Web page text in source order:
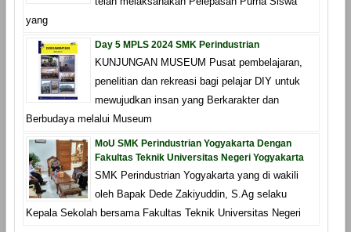
yang
Day 5 MPLS 2024 SMK Perindustrian
KUNJUNGAN MUSEUM Pusat pembelajaran,
penelitian dan rekreasi bagi pelajar DIY untuk
mewujudkan insan yang Berkarakter dan
Berbudaya melalui Museum
MoU SMK Perindustrian Yogyakarta Dengan
Fakultas Teknik Universitas Negeri Yogyakarta
SMK Perindustrian Yogyakarta yang di wakili
oleh Bapak Dede Zakiyuddin, S.Ag selaku
Kepala Sekolah bersama Fakultas Teknik Universitas Negeri